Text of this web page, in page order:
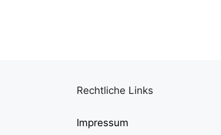
Rechtliche Links
Impressum